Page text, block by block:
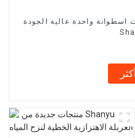
واحدة عالية الجودة